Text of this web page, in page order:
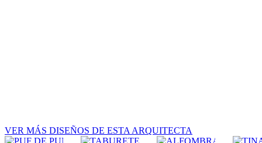
VER MÁS DISEÑOS DE ESTA ARQUITECTA